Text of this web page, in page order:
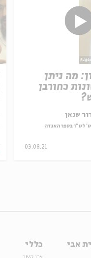
מה ניתן
כחורבן
שנאן
לט"ו בספר האגדה
03.08.21
אבי
כללי